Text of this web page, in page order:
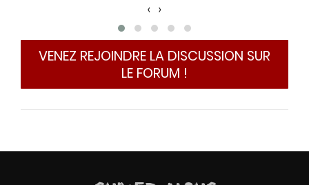
‹ ›
VENEZ REJOINDRE LA DISCUSSION SUR
LE FORUM !